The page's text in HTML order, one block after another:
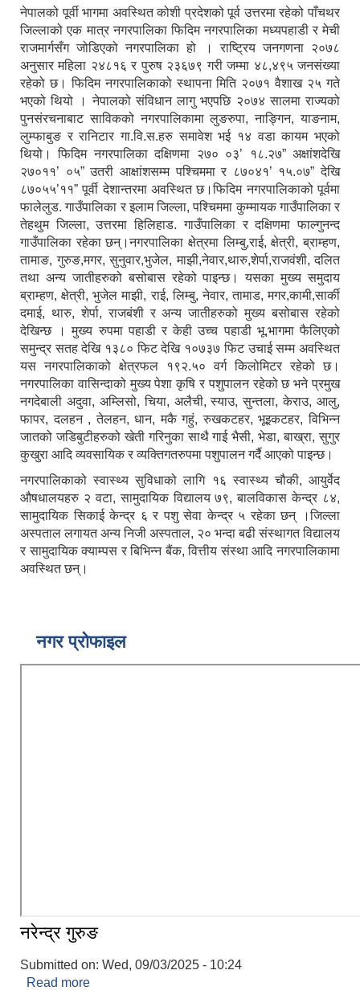
नेपालको पूर्वी भागमा अवस्थित कोशी प्रदेशको पूर्व उत्तरमा रहेको पाँचथर
जिल्लाको एक मात्र नगरपालिका फिदिम नगरपालिका मध्यपहाडी र मेची
राजमार्गसँग जोडिएको नगरपालिका हो । राष्ट्रिय जनगणना २०७८
अनुसार महिला २४८१६ र पुरुष २३६७९ गरी जम्मा ४८,४९५ जनसंख्या
रहेको छ। फिदिम नगरपालिकाको स्थापना मिति २०७१ ‍वैशाख २५ गते
भएको थियो । नेपालको संविधान लागु भएपछि २०७४ सालमा राज्यको
पुनसंरचनाबाट साविकको नगरपालिकामा लुङरुपा, नाङ्गिन, याङनाम,
लुम्फाबुङ र रानिटार गा.वि.स.हरु समावेश भई १४ वडा कायम भएको
थियो। फिदिम नगरपालिका दक्षिणमा २७० ०३’ १८.२७” अक्षांशदेखि
२७०११’ ०५” उतरी आक्षांशसम्म पश्चिममा र ८७०४१’ १५.०७” देखि
८७०५५’११” पूर्वी देशान्तरमा अवस्थित छ।फिदिम नगरपालिकाको पूर्वमा
फालेलुड. गाउँपालिका र इलाम जिल्ला, पश्चिममा कुम्मायक गाउँपालिका र
तेहथुम जिल्ला, उत्तरमा हिलिहाड. गाउँपालिका र दक्षिणमा फाल्गुनन्द
गाउँपालिका रहेका छन्।नगरपालिका क्षेत्रमा लिम्बु,राई, क्षेत्री, ब्राम्हण,
तामाङ, गुरुङ,मगर, सुनुवार,भुजेल, माझी,नेवार,थारु,शेर्पा,राजवंशी, दलित
तथा अन्य जातीहरुको बसोबास रहेको पाइन्छ। यसका मुख्य समुदाय
ब्राम्हण, क्षेत्री, भुजेल माझी, राई, लिम्बु, नेवार, तामाड, मगर,कामी,सार्की
दमाई, थारु, शेर्पा, राजबंशी र अन्य जातीहरुको मुख्य बसोबास रहेको
देखिन्छ । मुख्य रुपमा पहाडी र केही उच्च पहाडी भू.भागमा फैलिएको
समुन्द्र सतह देखि १३८० फिट देखि १०७३७ फिट उचाई सम्म अवस्थित
यस नगरपालिकाको क्षेत्रफल १९२.५० वर्ग किलोमिटर रहेको छ।
नगरपालिका वासिन्दाको मुख्य पेशा कृषि र पशुपालन रहेको छ भने प्रमुख
नगदेबाली अदुवा, अम्लिसो, चिया, अलैची, स्याउ, सुन्तला, केराउ, आलु,
फापर, दलहन , तेलहन, धान, मकै गहुं, रुखकटहर, भूइकटहर, विभिन्न
जातको जडिबुटीहरुको खेती गरिनुका साथै गाई भैसी, भेडा, बाख्रा, सुगुर
कुखुरा आदि व्यवसायिक र व्यक्तिगतरुपमा पशुपालन गर्दै आएको पाइन्छ।
नगरपालिकाको स्वास्थ्य सुविधाको लागि १६ स्वास्थ्य चौकी, आयुर्वेद
औषधालयहरु २ वटा, सामुदायिक विद्यालय ७९, बालविकास केन्द्र ८४,
सामुदायिक सिकाई केन्द्र ६ र पशु सेवा केन्द्र ५ रहेका छन् ।जिल्ला
अस्पताल लगायत अन्य निजी अस्पताल, २० भन्दा बढी संस्थागत विद्यालय
र सामुदायिक क्याम्पस र बिभिन्न बैंक, वित्तीय संस्था आदि नगरपालिकामा
अवस्थित छन्।
नगर प्रोफाइल
नरेन्द्र गुरुङ
Submitted on: Wed, 09/03/2025 - 10:24
Read more